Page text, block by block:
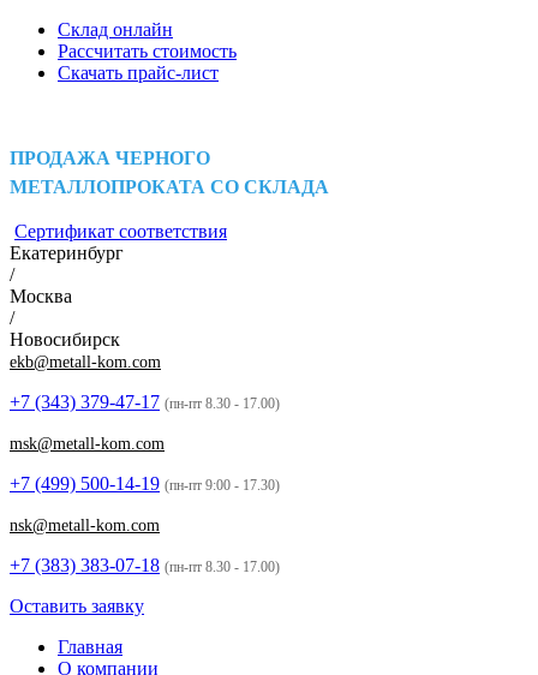
Склад онлайн
Рассчитать стоимость
Скачать прайс-лист
ПРОДАЖА ЧЕРНОГО
МЕТАЛЛОПРОКАТА СО СКЛАДА
Сертификат соответствия
Екатеринбург
/
Москва
/
Новосибирск
ekb@metall-kom.com
+7 (343) 379-47-17 (пн-пт 8.30 - 17.00)
msk@metall-kom.com
+7 (499) 500-14-19 (пн-пт 9:00 - 17.30)
nsk@metall-kom.com
+7 (383) 383-07-18 (пн-пт 8.30 - 17.00)
Оставить заявку
Главная
О компании